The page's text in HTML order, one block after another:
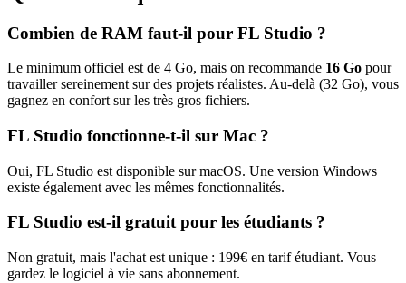
Combien de RAM faut-il pour FL Studio ?
Le minimum officiel est de 4 Go, mais on recommande 16 Go pour
travailler sereinement sur des projets réalistes. Au-delà (32 Go), vous
gagnez en confort sur les très gros fichiers.
FL Studio fonctionne-t-il sur Mac ?
Oui, FL Studio est disponible sur macOS. Une version Windows
existe également avec les mêmes fonctionnalités.
FL Studio est-il gratuit pour les étudiants ?
Non gratuit, mais l'achat est unique : 199€ en tarif étudiant. Vous
gardez le logiciel à vie sans abonnement.